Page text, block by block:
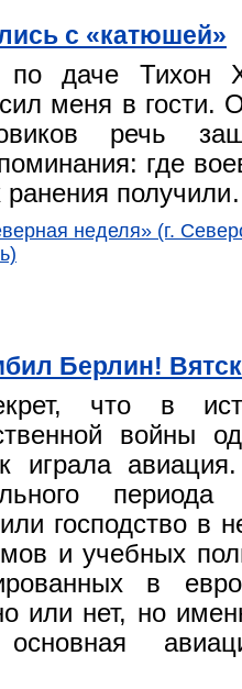
с «катюшей»
по даче Тихон
меня в
речь
где
ранения
неделя» (г.
Берлин!
что в
войны
играла
господство в
и учебных
в
или нет, но
основная